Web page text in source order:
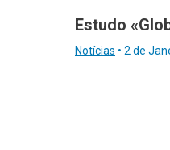
Estudo
Notícias • 2 de